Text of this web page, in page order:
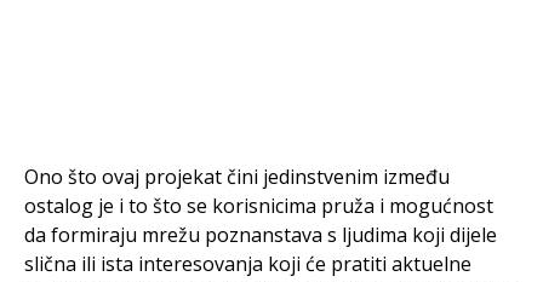
Ono što ovaj projekat čini jedinstvenim između
ostalog je i to što se korisnicima pruža i mogućnost
da formiraju mrežu poznanstava s ljudima koji dijele
slična ili ista interesovanja koji će pratiti aktuelne